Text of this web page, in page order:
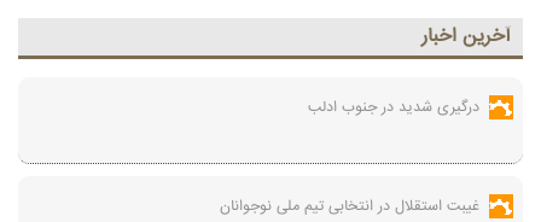
آخرين اخبار
درگیری شدید در جنوب ادلب
غیبت استقلال در انتخابی تیم ملی نوجوانان